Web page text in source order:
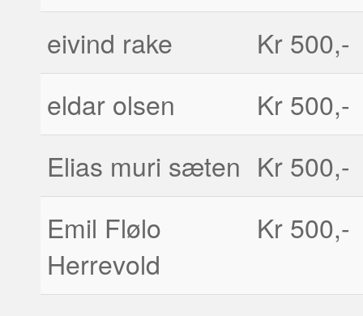
eivind rake
Kr 500,-
eldar olsen
Kr 500,-
Elias muri sæten Kr 500,-
Emil Flølo
Herrevold
Kr 500,-